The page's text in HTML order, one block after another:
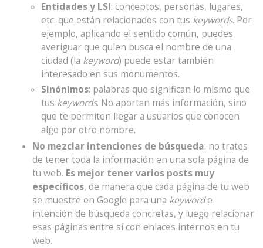
Entidades y LSI: conceptos, personas, lugares,
etc. que están relacionados con tus keywords. Por
ejemplo, aplicando el sentido común, puedes
averiguar que quien busca el nombre de una
ciudad (la keyword) puede estar también
interesado en sus monumentos.
Sinónimos: palabras que significan lo mismo que
tus keywords. No aportan más información, sino
que te permiten llegar a usuarios que conocen
algo por otro nombre.
No mezclar intenciones de búsqueda: no trates
de tener toda la información en una sola página de
tu web. Es mejor tener varios posts muy
específicos, de manera que cada página de tu web
se muestre en Google para una keyworde
intención de búsqueda concretas, y luego relacionar
esas páginas entre sí con enlaces internos en tu
web.